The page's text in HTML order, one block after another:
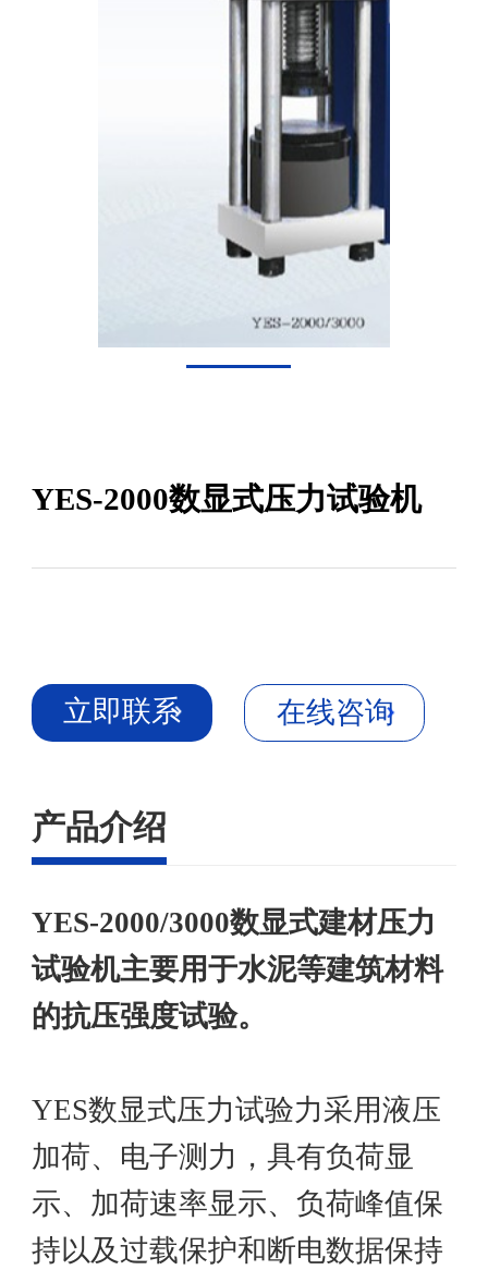
YES-2000数显式压力试验机
立即联系 在线咨询
产品介绍
YES-2000/3000数显式建材压力
试验机主要用于水泥等建筑材料
的抗压强度试验。
YES数显式压力试验力采用液压
加荷、电子测力，具有负荷显
示、加荷速率显示、负荷峰值保
持以及过载保护和断电数据保持